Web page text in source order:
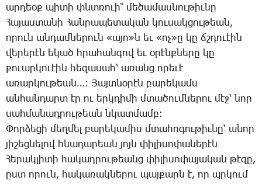
ար­դեօք պի­տի փնտռո­ւի՞ մե­ծա­մաս­նու­թիւ­նը
­Հա­յաս­տա­նի ­Հան­րա­պե­տա­կան կու­սակ­ցու­թեան,
ո­րուն ան­դամ­նե­րուն «ա­յո»ն­ եւ «ոչ»ը կը ճշդո­ւէին
վե­րե­րէն ե­կած հրա­հան­գով եւ օ­րէնք­նե­րը կը
քո­ւար­կո­ւէին հե­զա­սահ՝ ա­ռանց ո­րե­ւէ
ա­ռար­կու­թեան…: ­Յայտ­նօ­րէն բա­րե­կամս
ան­հան­դարտ էր ու երկ­դի­մի մտա­ծում­նե­րու մէջ՝ նոր
սահ­մա­նադ­րու­թեան նկատ­մամբ:
­Փոր­ձե­ցի մեղ­մել բա­րե­կա­միս մտա­հո­գու­թիւ­նը՝ ա­նոր
յի­շեց­նե­լով հնա­դա­րեան յոյն փի­լի­սո­փա­նե­րէն
­Հե­րակ­լի­տի հա­կադ­րու­թեանց փի­լի­սո­փա­յա­կան թէ­զը,
ըստ ո­րուն, հա­կա­ռակ­նե­րու պայ­քարն է, որ պրկում